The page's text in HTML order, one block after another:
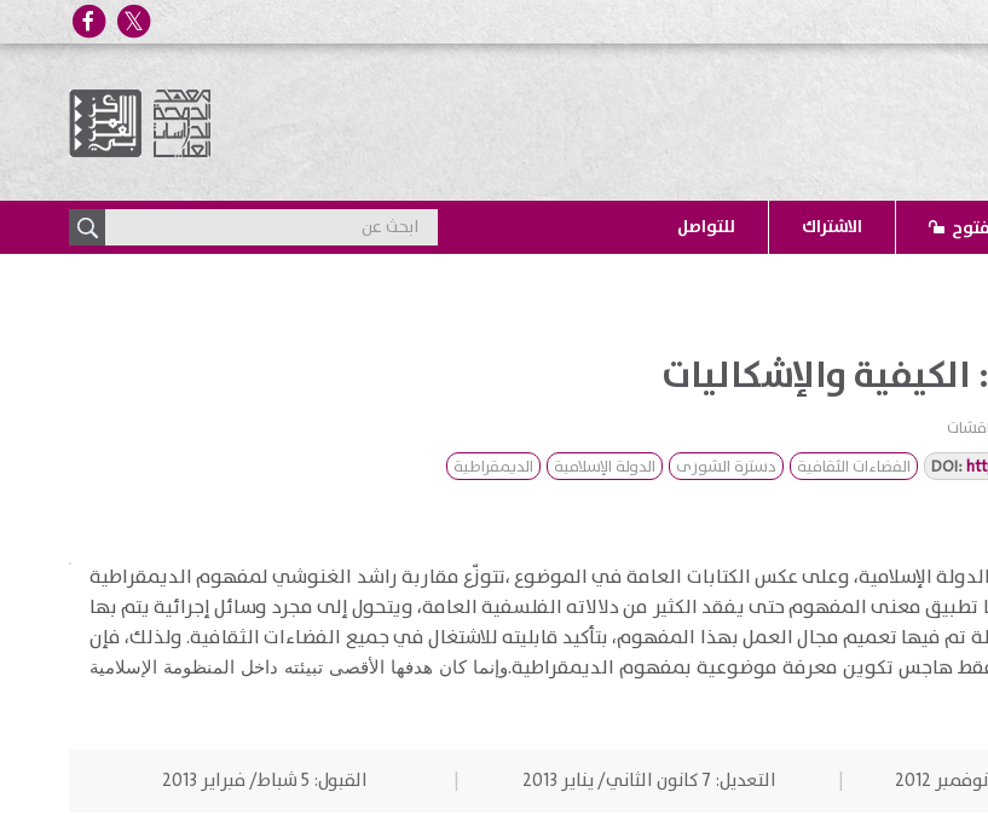
الاشتراك للتواصل
والإشكاليات
DOI:
الفضاءات الثقافية دسترة الشورى الدولة الإسلامية الديمقراطية
الإسلامية، وعلى عكس الكتابات العامة في الموضوع ،تتوزّع مقاربة راشد الغنوشي لمفهوم الديمقراطية
تطبيق معنى المفهوم حتى يفقد الكثير من دلالاته الفلسفية العامة، ويتحول إلى مجرد وسائل إجرائية يتم بها
تم فيها تعميم مجال العمل بهذا المفهوم، بتأكيد قابليته للاشتغال في جميع الفضاءات الثقافية. ولذلك، فإن
هاجس تكوين معرفة موضوعية بمفهوم الديمقراطية.وإنما كان هدفها الأقصى تبيئته داخل المنظومة الإسلامية
التعديل: القبول: